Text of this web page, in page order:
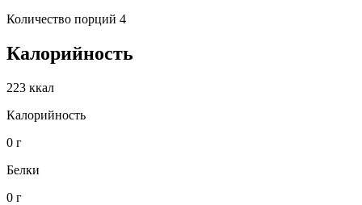
Количество порций 4
Калорийность
223 ккал
Калорийность
0 г
Белки
0 г